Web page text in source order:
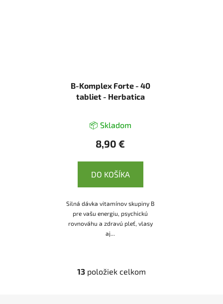
B-Komplex Forte - 40
tabliet - Herbatica
📦 Skladom
8,90 €
DO KOŠÍKA
Silná dávka vitamínov skupiny B
pre vašu energiu, psychickú
rovnováhu a zdravú pleť, vlasy
aj...
O
13 položiek celkom